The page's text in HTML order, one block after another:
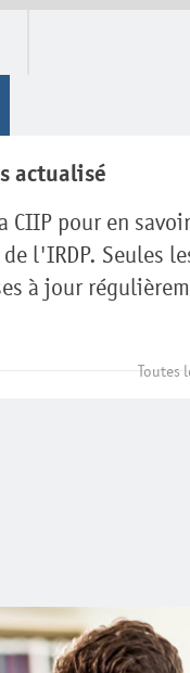
actualisé
CIIP pour en
l'IRDP. Seules
à jour
Toutes